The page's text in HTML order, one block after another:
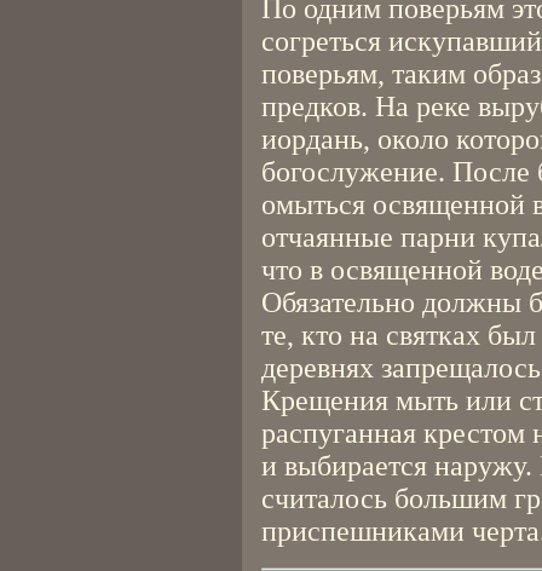
По одним поверьям
согреться
поверьям, таким
предков. На реке
иордань, около
богослужение. После
омыться освященной
отчаянные парни
что в освященной
Обязательно должны
те, кто на святках
деревнях
Крещения мыть или
распуганная крестом
и выбирается
считалось большим
приспешниками